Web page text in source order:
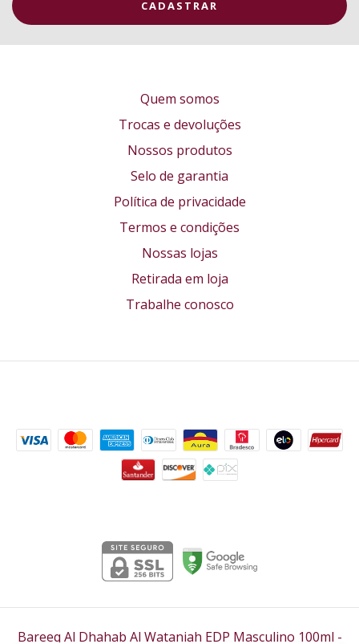
Quem somos
Trocas e devoluções
Nossos produtos
Selo de garantia
Política de privacidade
Termos e condições
Nossas lojas
Retirada em loja
Trabalhe conosco
Bareeq Al Dhahab Al Wataniah EDP Masculino 100ml -